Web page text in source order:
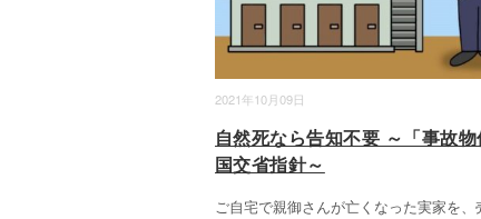
2021年10月09日
自然死なら告知不要 ～「事故
国交省指針～
ご自宅で親御さんが亡くなった実家を、